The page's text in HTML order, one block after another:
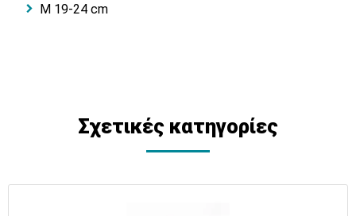
M 19-24 cm
Σχετικές κατηγορίες